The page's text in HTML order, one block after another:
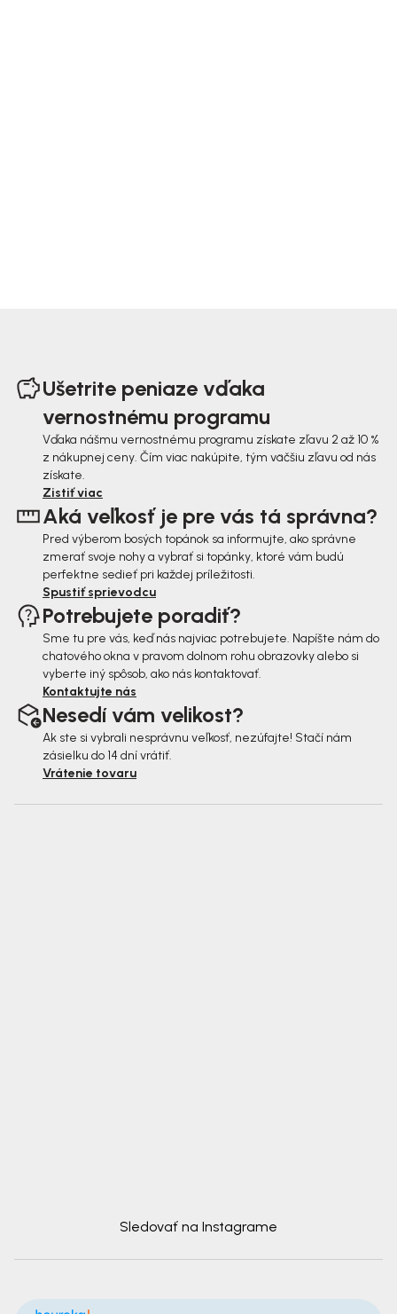
Ušetrite peniaze vďaka
vernostnému programu
Vďaka nášmu vernostnému programu získate zľavu 2 až 10 %
z nákupnej ceny. Čím viac nakúpite, tým väčšiu zľavu od nás
získate.
Zistiť viac
Aká veľkosť je pre vás tá správna?
Pred výberom bosých topánok sa informujte, ako správne
zmerať svoje nohy a vybrať si topánky, ktoré vám budú
perfektne sedieť pri každej príležitosti.
Spustiť sprievodcu
Potrebujete poradiť?
Sme tu pre vás, keď nás najviac potrebujete. Napíšte nám do
chatového okna v pravom dolnom rohu obrazovky alebo si
vyberte iný spôsob, ako nás kontaktovať.
Kontaktujte nás
Nesedí vám velikost?
Ak ste si vybrali nesprávnu veľkosť, nezúfajte! Stačí nám
zásielku do 14 dní vrátiť.
Vrátenie tovaru
Sledovať na Instagrame